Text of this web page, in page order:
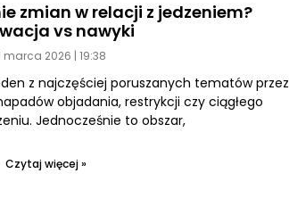
zmian w relacji z jedzeniem?
vs nawyki
marca 2026 19:38
z najczęściej poruszanych tematów przez
objadania, restrykcji czy ciągłego
Jednocześnie to obszar,
Czytaj więcej »